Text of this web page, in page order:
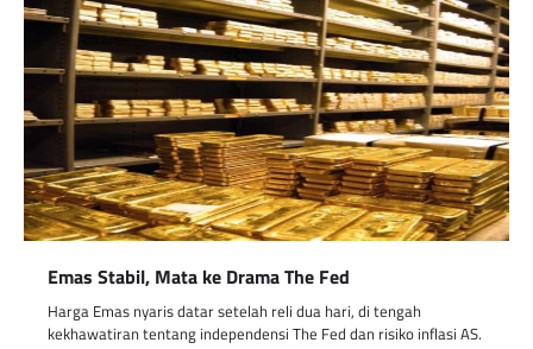
Emas Stabil, Mata ke Drama The Fed
Harga Emas nyaris datar setelah reli dua hari, di tengah
kekhawatiran tentang independensi The Fed dan risiko inflasi AS.